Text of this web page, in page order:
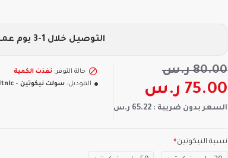
75.00 ر.س
80.00 ر.س
السعر بدون ضريبة : 65.22 ر.س
حالة التوفر: نفذت الكمية
الموديل: سولت نيكوتين - Saltnic
نسبة النيكوتين
التوصيل خلال 1-3 يوم عمل